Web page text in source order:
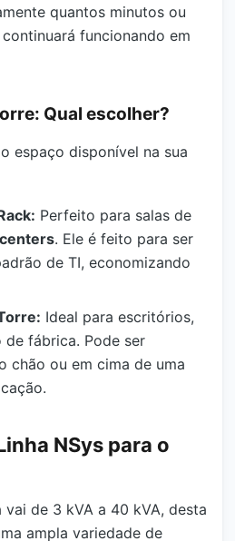
quantos minutos ou
funcionando em
Qual escolher?
espaço disponível na sua
Perfeito para salas de
. Ele é feito para ser
de TI, economizando
Ideal para escritórios,
fábrica. Pode ser
chão ou em cima de uma
NSys para o
vai de 3 kVA a 40 kVA, desta
ampla variedade de